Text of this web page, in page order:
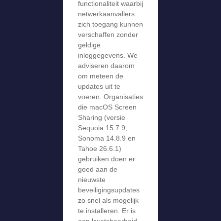
functionaliteit waarbij
netwerkaanvallers
zich toegang kunnen
verschaffen zonder
geldige
inloggegevens. We
adviseren daarom
om meteen de
updates uit te
voeren. Organisaties
die macOS Screen
Sharing (versie
Sequoia 15.7.9,
Sonoma 14.8.9 en
Tahoe 26.6.1)
gebruiken doen er
goed aan de
nieuwste
beveiligingsupdates
zo snel als mogelijk
te installeren. Er is